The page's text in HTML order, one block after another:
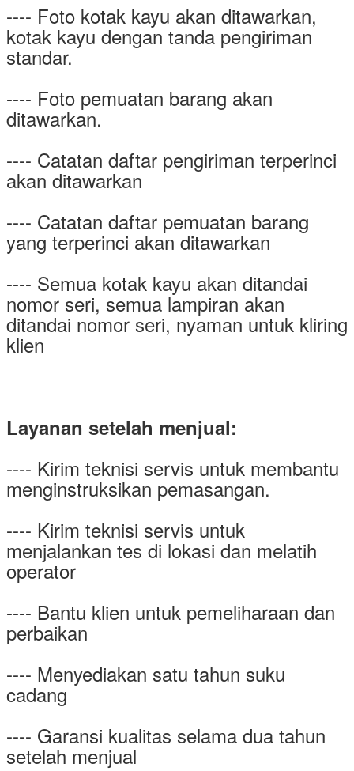
---- Foto kotak kayu akan ditawarkan,
kotak kayu dengan tanda pengiriman
standar.
---- Foto pemuatan barang akan
ditawarkan.
---- Catatan daftar pengiriman terperinci
akan ditawarkan
---- Catatan daftar pemuatan barang
yang terperinci akan ditawarkan
---- Semua kotak kayu akan ditandai
nomor seri, semua lampiran akan
ditandai nomor seri, nyaman untuk kliring
klien
Layanan setelah menjual:
---- Kirim teknisi servis untuk membantu
menginstruksikan pemasangan.
---- Kirim teknisi servis untuk
menjalankan tes di lokasi dan melatih
operator
---- Bantu klien untuk pemeliharaan dan
perbaikan
---- Menyediakan satu tahun suku
cadang
---- Garansi kualitas selama dua tahun
setelah menjual